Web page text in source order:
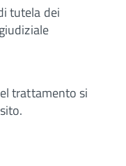
tutela dei
trattamento si